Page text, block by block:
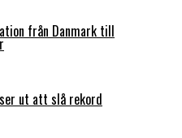
från Danmark till
ut att slå rekord